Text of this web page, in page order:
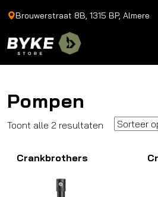
Brouwerstraat 8B, 1315 BP, Almere
Pompen
Toont alle 2 resultaten Gesorteerd
populariteit
Crankbrothers